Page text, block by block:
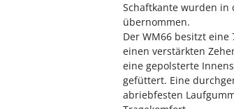
Schaftkante wurden
übernommen.
Der WM66 besitzt
einen verstärkten
eine gepolsterte
gefüttert. Eine
abriebfesten